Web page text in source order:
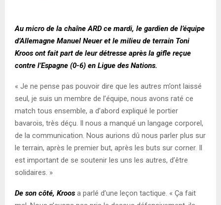
Au micro de la chaîne ARD ce mardi, le gardien de l’équipe
d’Allemagne Manuel Neuer et le milieu de terrain Toni
Kroos ont fait part de leur détresse après la gifle reçue
contre l’Espagne (0-6) en Ligue des Nations.
« Je ne pense pas pouvoir dire que les autres m’ont laissé
seul, je suis un membre de l’équipe, nous avons raté ce
match tous ensemble, a d’abord expliqué le portier
bavarois, très déçu. Il nous a manqué un langage corporel,
de la communication. Nous aurions dû nous parler plus sur
le terrain, après le premier but, après les buts sur corner. Il
est important de se soutenir les uns les autres, d’être
solidaires. »
De son côté, Kroos a parlé d’une leçon tactique. « Ça fait